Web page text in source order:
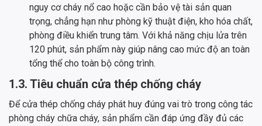
nguy cơ cháy nổ cao hoặc cần bảo vệ tài sản quan
trọng, chẳng hạn như phòng kỹ thuật điện, kho hóa chất,
phòng điều khiển trung tâm. Với khả năng chịu lửa trên
120 phút, sản phẩm này giúp nâng cao mức độ an toàn
tổng thể cho toàn bộ công trình.
1.3. Tiêu chuẩn cửa thép chống cháy
Để cửa thép chống cháy phát huy đúng vai trò trong công tác
phòng cháy chữa cháy, sản phẩm cần đáp ứng đầy đủ các